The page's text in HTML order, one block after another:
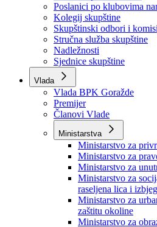
Skupština BPK Goražde
Rukovodstvo
Poslanici po strankama
Poslanici po klubovima
Kolegij skupštine
Skupštinski odbori i
Stručna služba skupštine
Nadležnosti
Sjednice skupštine
Vlada
Vlada BPK Goražde
Premijer
Članovi Vlade
Ministarstva
Ministarstvo za
Ministarstvo za
Ministarstvo za
Ministarstvo za
raseljena lica i